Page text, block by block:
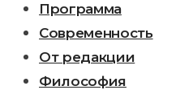
Программа
Современность
От редакции
Философия